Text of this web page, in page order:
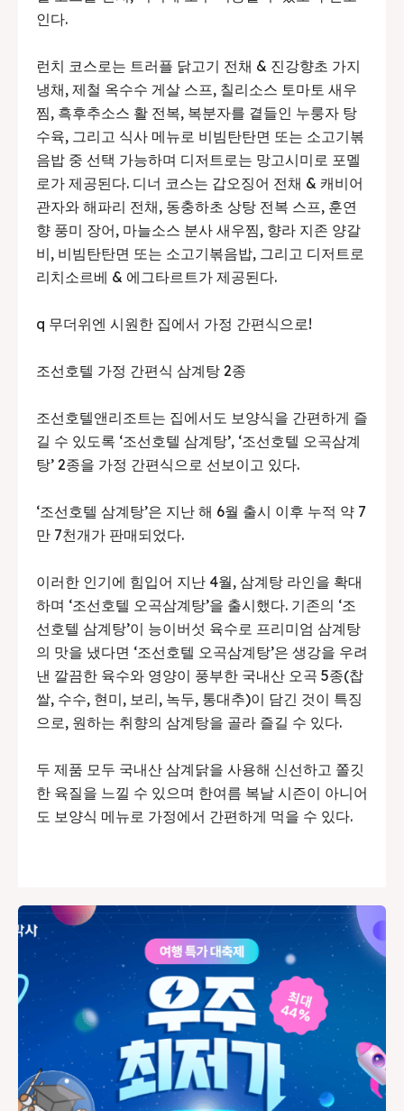
인다.
런치 코스로는 트러플 닭고기 전채 & 진강향초 가지
냉채, 제철 옥수수 게살 스프, 칠리소스 토마토 새우
찜, 흑후추소스 활 전복, 복분자를 곁들인 누룽자 탕
수육, 그리고 식사 메뉴로 비빔탄탄면 또는 소고기볶
음밥 중 선택 가능하며 디저트로는 망고시미로 포멜
로가 제공된다. 디너 코스는 갑오징어 전채 & 캐비어
관자와 해파리 전채, 동충하초 상탕 전복 스프, 훈연
향 풍미 장어, 마늘소스 분사 새우찜, 향라 지존 양갈
비, 비빔탄탄면 또는 소고기볶음밥, 그리고 디저트로
리치소르베 & 에그타르트가 제공된다.
q 무더위엔 시원한 집에서 가정 간편식으로!
조선호텔 가정 간편식 삼계탕 2종
조선호텔앤리조트는 집에서도 보양식을 간편하게 즐
길 수 있도록 ‘조선호텔 삼계탕’, ‘조선호텔 오곡삼계
탕’ 2종을 가정 간편식으로 선보이고 있다.
‘조선호텔 삼계탕’은 지난 해 6월 출시 이후 누적 약 7
만 7천개가 판매되었다.
이러한 인기에 힘입어 지난 4월, 삼계탕 라인을 확대
하며 ‘조선호텔 오곡삼계탕’을 출시했다. 기존의 ‘조
선호텔 삼계탕’이 능이버섯 육수로 프리미엄 삼계탕
의 맛을 냈다면 ‘조선호텔 오곡삼계탕’은 생강을 우려
낸 깔끔한 육수와 영양이 풍부한 국내산 오곡 5종(찹
쌀, 수수, 현미, 보리, 녹두, 통대추)이 담긴 것이 특징
으로, 원하는 취향의 삼계탕을 골라 즐길 수 있다.
두 제품 모두 국내산 삼계닭을 사용해 신선하고 쫄깃
한 육질을 느낄 수 있으며 한여름 복날 시즌이 아니어
도 보양식 메뉴로 가정에서 간편하게 먹을 수 있다.